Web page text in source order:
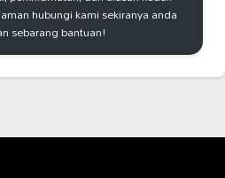
hubungi kami sekiranya anda
sebarang bantuan!